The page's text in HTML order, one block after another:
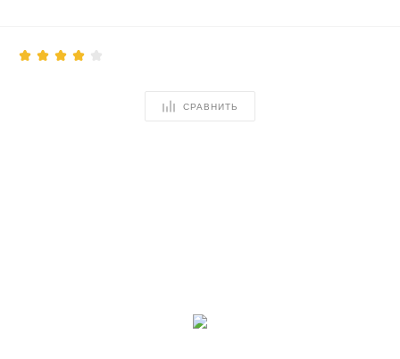
СРАВНИТЬ